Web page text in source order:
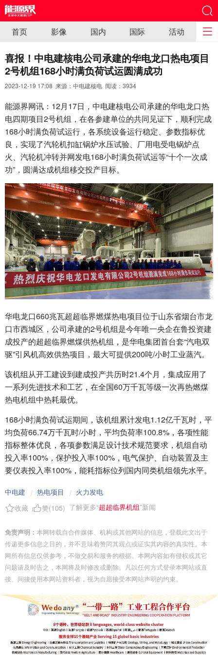
首页 影像 国内 国际 活动
喜报！中电建核电公司承建的华电龙口热电项目
2号机组168小时满负荷试运圆满成功
2023-12-19 17:08 来源：中电建核电 阅读： 3934
能源界网讯：12月17日，中电建核电公司承建的华电龙口热
电四期项目2号机组，在各参建单位的共同见证下，顺利完成
168小时满负荷试运行，各系统设备运行稳定、参数指标优
良，实现了汽轮机扣缸锅炉水压试验、厂用电受电锅炉点
火、汽轮机冲转并网发电168小时满负荷试运等“十个一次成
功”，圆满达成机组移交投产目标。
华电龙口660兆瓦超超临界燃煤热电项目位于山东省烟台市龙
口市西城区，公司承建的2号机组是今年唯一央企在鲁投资建
成投产的超超临界燃煤供热机组，是华电集团首台套“汽电双
驱”引风机高效供热项目，最大可提供200吨/小时工业蒸汽。
该机组从开工建设到建成投产共历时21.4个月，集成应用了
一系列先进技术和工艺，在全国60万千瓦等级一次再热燃煤
热电机组中热耗最优。
168小时满负荷试运期间，该机组累计发电1.12亿千瓦时，平
均负荷66.74万千瓦时/小时，平均负荷率100.8%，各项性能
指标整体优良，各项参数满足设计技术规范要求，机组自动
投入率100%，保护投入率100%，电气保护、自动装置及主
要仪表投入率100%，能耗指标位列国内同类机组领先水平。
中电建 / 热电项目 / 火力发电
收藏
赞(105) 了解更多“超超临界机组”新闻
免责声明： 本网转载自合作媒体、机构或其他网站的信息，登载此文出于
传递更多信息之目的，并不意味着赞同其观点或证实其内容的真实性。本
网所有信息仅供参考，不做交易和服务的根据。本网内容如有侵权或其它
问题请及时告之，本网将及时修改或删除。凡以任何方式登录本网站或直
接、间接使用本网站资料者，视为自愿接受本网站声明的约束。